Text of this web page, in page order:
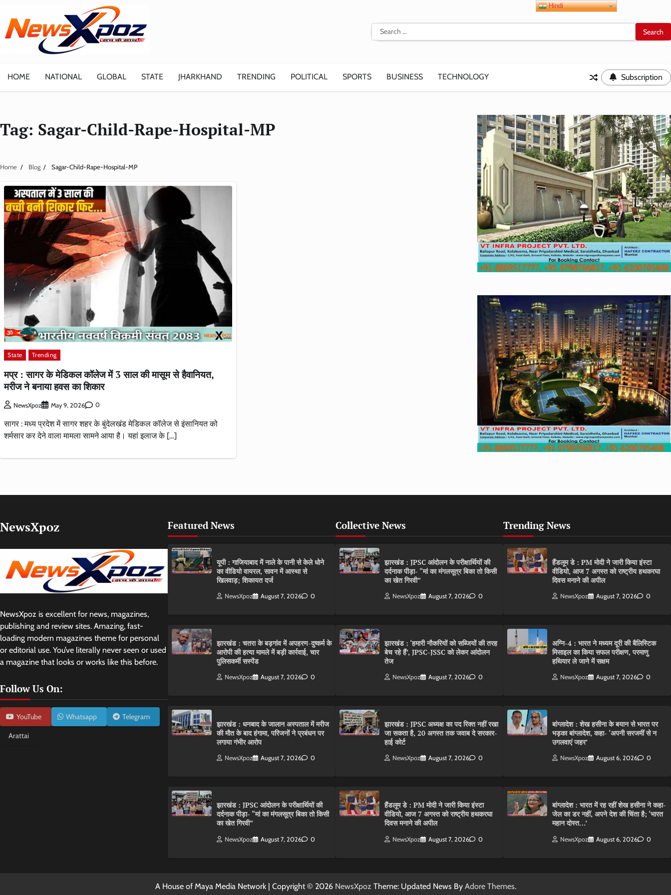
content
Search
for:
HOME NATIONAL GLOBAL STATE JHARKHAND TRENDING POLITICAL SPORTS BUSINESS TECHNOLOGY Subscription
Tag: Sagar-Child-Rape-Hospital-MP
Home Blog Sagar-Child-Rape-Hospital-MP
State Trending
मप्र : सागर के मेडिकल कॉलेज में 3 साल की मासूम से हैवानियत,
मरीज ने बनाया हवस का शिकार
NewsXpoz May 9, 2026 0
सागर : मध्य प्रदेश में सागर शहर के बुंदेलखंड मेडिकल कॉलेज से इंसानियत को
शर्मसार कर देने वाला मामला सामने आया है। यहां इलाज के […]
NewsXpoz
NewsXpoz is excellent for news, magazines,
publishing and review sites. Amazing, fast-
loading modern magazines theme for personal
or editorial use. You’ve literally never seen or used
a magazine that looks or works like this before.
Follow Us On:
YouTube Whatsapp Telegram
Arattai
Featured News
यूपी : गाजियाबाद में नाले के पानी से केले धोने
का वीडियो वायरल, सावन में आस्था से
खिलवाड़; शिकायत दर्ज
NewsXpoz August 7, 2026 0
झारखंड : चतरा के बड़गांव में अपहरण-दुष्कर्म के
आरोपी की हत्या मामले में बड़ी कार्रवाई, चार
पुलिसकर्मी सस्पेंड
NewsXpoz August 7, 2026 0
झारखंड : धनबाद के जालान अस्पताल में मरीज
की मौत के बाद हंगामा, परिजनों ने प्रबंधन पर
लगाया गंभीर आरोप
NewsXpoz August 7, 2026 0
झारखंड : JPSC आंदोलन के परीक्षार्थियों की
दर्दनाक पीड़ा- “मां का मंगलसूत्र बिका तो किसी
का खेत गिरवी”
NewsXpoz August 7, 2026 0
Collective News
झारखंड : JPSC आंदोलन के परीक्षार्थियों की
दर्दनाक पीड़ा- “मां का मंगलसूत्र बिका तो किसी
का खेत गिरवी”
NewsXpoz August 7, 2026 0
झारखंड : ‘हमारी नौकरियों को सब्जियों की तरह
बेच रहे हैं’, JPSC-JSSC को लेकर आंदोलन
तेज
NewsXpoz August 7, 2026 0
झारखंड : JPSC अध्यक्ष का पद रिक्त नहीं रखा
जा सकता है, 20 अगस्त तक जवाब दे सरकार-
हाई कोर्ट
NewsXpoz August 7, 2026 0
हैंडलूम डे : PM मोदी ने जारी किया इंस्टा
वीडियो, आज 7 अगस्त को राष्ट्रीय हथकरघा
दिवस मनाने की अपील
NewsXpoz August 7, 2026 0
Trending News
हैंडलूम डे : PM मोदी ने जारी किया इंस्टा
वीडियो, आज 7 अगस्त को राष्ट्रीय हथकरघा
दिवस मनाने की अपील
NewsXpoz August 7, 2026 0
अग्नि-4 : भारत ने मध्यम दूरी की बैलिस्टिक
मिसाइल का किया सफल परीक्षण, परमाणु
हथियार ले जाने में सक्षम
NewsXpoz August 7, 2026 0
बांग्लादेश : शेख हसीना के बयान से भारत पर
भड़का बांग्लादेश, कहा- ‘अपनी सरजमीं से न
उगलवाएं जहर’
NewsXpoz August 6, 2026 0
बांग्लादेश : भारत में रह रहीं शेख हसीना ने कहा-
जेल का डर नहीं, अपने देश की चिंता है; ‘भारत
महान दोस्त…’
NewsXpoz August 6, 2026 0
A House of Maya Media Network | Copyright © 2026 NewsXpoz Theme: Updated News By Adore Themes.
Hindi